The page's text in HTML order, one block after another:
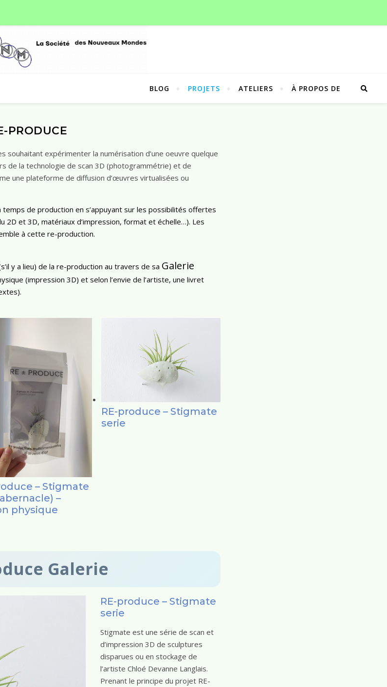
BLOG PROJETS ATELIERS À PROPOS DE
PRODUCE
souhaitant expérimenter la numérisation d’une oeuvre quelque
de la technologie de scan 3D (photogrammétrie) et de
une plateforme de diffusion d’œuvres virtualisées ou
temps de production en s’appuyant sur les possibilités offertes
2D et 3D, matériaux d’impression, format et échelle…). Les
à cette re-production.
y a lieu) de la re-production au travers de sa Galerie
(impression 3D) et selon l’envie de l’artiste, une livret
– Stigmate
–
physique
RE-produce – Stigmate
serie
Galerie
RE-produce – Stigmate
serie
Stigmate est une série de scan et
d’impression 3D de sculptures
disparues ou en stockage de
l’artiste Chloé Devanne Langlais.
Prenant le principe du projet RE-